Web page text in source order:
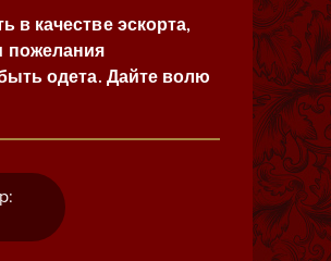
в качестве эскорта,
пожелания
одета. Дайте волю